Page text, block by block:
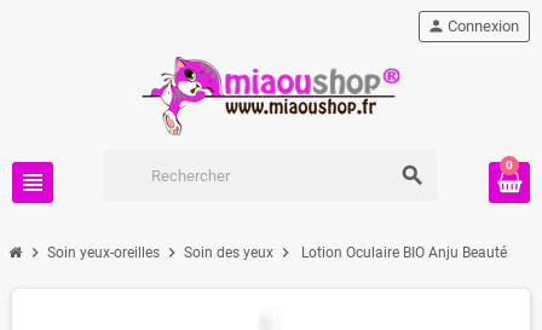
view_headline
person Connexion
0
search
chevron_right Soin yeux-oreilles chevron_right Soin des yeux chevron_right Lotion Oculaire BIO Anju Beauté